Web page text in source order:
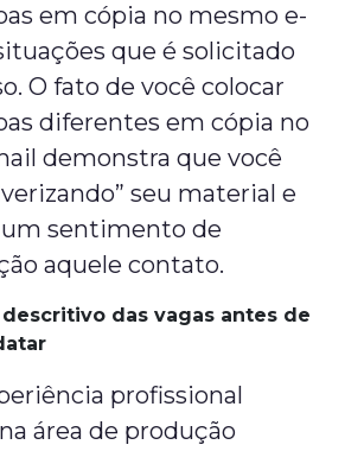
em cópia no mesmo e-
que é solicitado
O fato de você colocar
diferentes em cópia no
demonstra que você
seu material e
sentimento de
aquele contato.
descritivo das vagas antes de
profissional
área de produção